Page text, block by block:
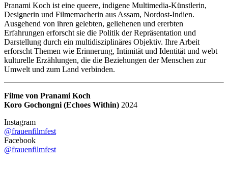
Pranami Koch ist eine queere, indigene Multimedia-Künstlerin,
Designerin und Filmemacherin aus Assam, Nordost-Indien.
Ausgehend von ihren gelebten, geliehenen und ererbten
Erfahrungen erforscht sie die Politik der Repräsentation und
Darstellung durch ein multidisziplinäres Objektiv. Ihre Arbeit
erforscht Themen wie Erinnerung, Intimität und Identität und webt
kulturelle Erzählungen, die die Beziehungen der Menschen zur
Umwelt und zum Land verbinden.
Filme von Pranami Koch
Koro Gochongni (Echoes Within) 2024
Instagram
@frauenfilmfest
Facebook
@frauenfilmfest